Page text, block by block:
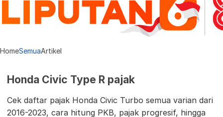
HomeSemuaArtikel
Honda Civic Type R pajak
Cek daftar pajak Honda Civic Turbo semua varian dari
2016-2023, cara hitung PKB, pajak progresif, hingga